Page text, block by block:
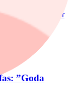
I Troax ser
”Goda